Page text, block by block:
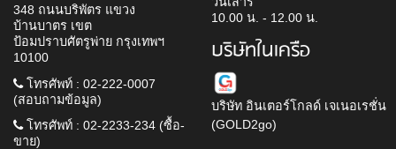
348 ถนนบริพัตร แขวง
บ้านบาตร เขต
ป้อมปราบศัตรูพ่าย กรุงเทพฯ
10100
โทรศัพท์ : 02-222-0007
(สอบถามข้อมูล)
โทรศัพท์ : 02-2233-234 (ซื้อ-
ขาย)
10.00 น. - 12.00 น.
บริษัทในเครือ
บริษัท อินเตอร์โกลด์ เจเนอเรชั่น
(GOLD2go)